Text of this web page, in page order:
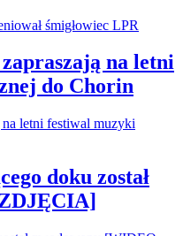
na letni
do Chorin
doku został